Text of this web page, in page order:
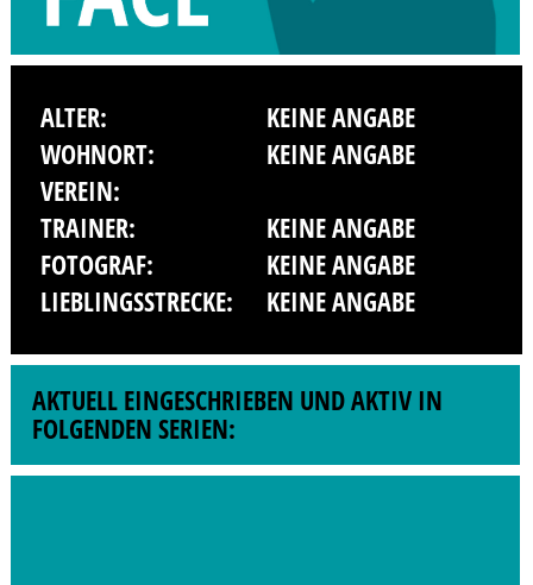
ALTER:
KEINE ANGABE
WOHNORT:
KEINE ANGABE
VEREIN:
TRAINER:
KEINE ANGABE
FOTOGRAF:
KEINE ANGABE
LIEBLINGSSTRECKE:
KEINE ANGABE
AKTUELL EINGESCHRIEBEN UND AKTIV IN
FOLGENDEN SERIEN: